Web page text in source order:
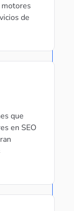
de
que
en SEO